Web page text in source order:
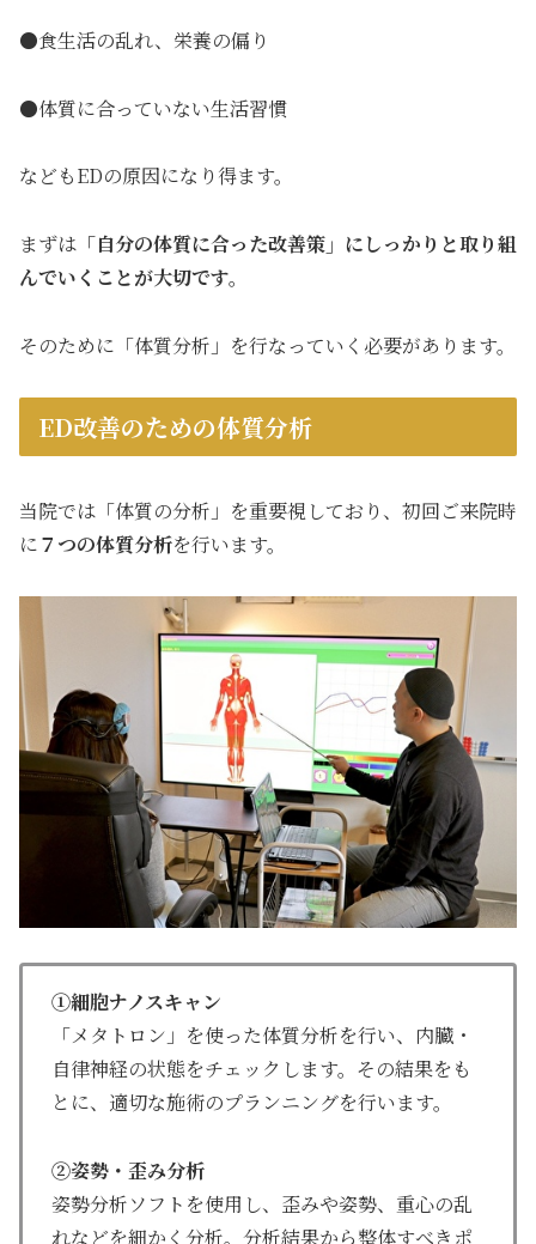
●食生活の乱れ、栄養の偏り
●体質に合っていない生活習慣
などもEDの原因になり得ます。
まずは 「自分の体質に合った改善策」にしっかりと取り組
んでいくことが大切です。
そのために「体質分析」を行なっていく必要があります。
ED改善のための体質分析
当院では「体質の分析」を重要視しており、初回ご来院時
に７つの体質分析を行います。
①細胞ナノスキャン
「メタトロン」を使った体質分析を行い、内臓・
自律神経の状態をチェックします。その結果をも
とに、適切な施術のプランニングを行います。
②姿勢・歪み分析
姿勢分析ソフトを使用し、歪みや姿勢、重心の乱
れなどを細かく分析。分析結果から整体すべきポ